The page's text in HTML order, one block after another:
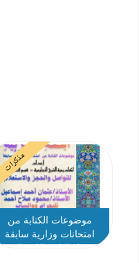
مذكرات
موضوعات الكتابة من
امتحانات وزارية سابقة